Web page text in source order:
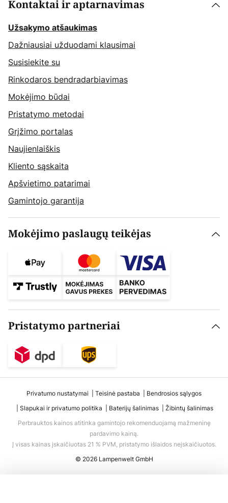
Kontaktai ir aptarnavimas
Užsakymo atšaukimas
Dažniausiai užduodami klausimai
Susisiekite su
Rinkodaros bendradarbiavimas
Mokėjimo būdai
Pristatymo metodai
Grįžimo portalas
Naujienlaiškis
Kliento sąskaita
Apšvietimo patarimai
Gamintojo garantija
Mokėjimo paslaugų teikėjas
Pristatymo partneriai
Privatumo nustatymai Teisinė pastaba
Bendrosios sąlygos
Slapukai ir privatumo politika
Baterijų šalinimas
Žibintų šalinimas
Perbrauktos kainos atitinka gamintojo rekomenduojamą mažmeninę
pardavimo kainą.
Į visas kainas įskaičiuotas 21 % PVM, pristatymo išlaidos neįskaičiuotos.
© 2026 Lampenwelt GmbH